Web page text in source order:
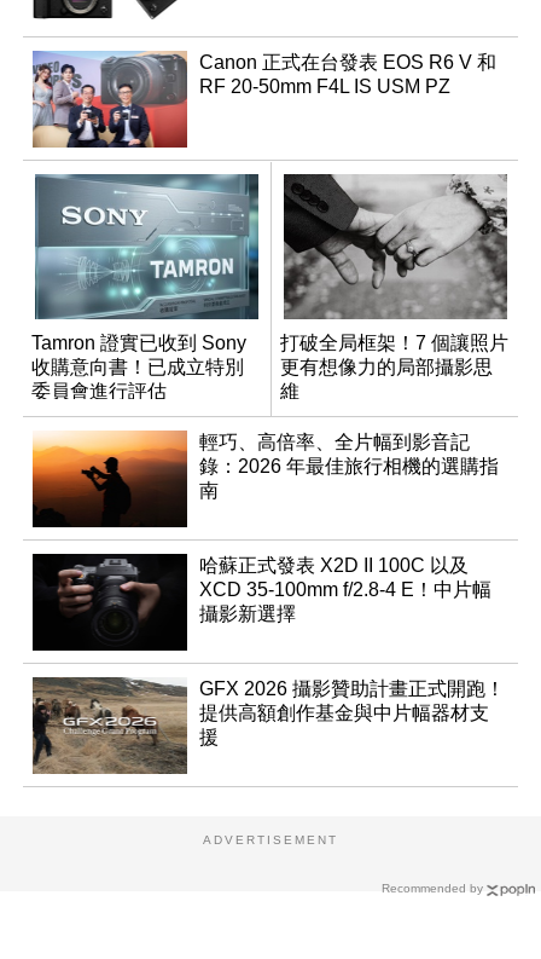
Canon 正式在台發表 EOS R6 V 和
RF 20-50mm F4L IS USM PZ
Tamron 證實已收到 Sony
收購意向書！已成立特別
委員會進行評估
打破全局框架！7 個讓照片
更有想像力的局部攝影思
維
輕巧、高倍率、全片幅到影音記
錄：2026 年最佳旅行相機的選購指
南
哈蘇正式發表 X2D II 100C 以及
XCD 35-100mm f/2.8-4 E！中片幅
攝影新選擇
GFX 2026 攝影贊助計畫正式開跑！
提供高額創作基金與中片幅器材支
援
Recommended by
ADVERTISEMENT